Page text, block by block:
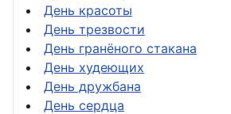
День красоты
День трезвости
День гранёного стакана
День худеющих
День дружбана
День сердца